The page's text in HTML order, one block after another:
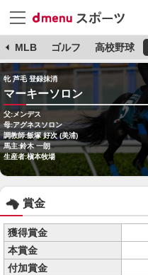
MLB ゴルフ 高校野球
牝 芦毛 登録抹消
マーキーソロン
父:メンデス
母:アグネスソロン
調教師:飯塚 好次 (美浦)
馬主:鈴木 一朗
生産者:槇本牧場
賞金
獲得賞金
本賞金
付加賞金